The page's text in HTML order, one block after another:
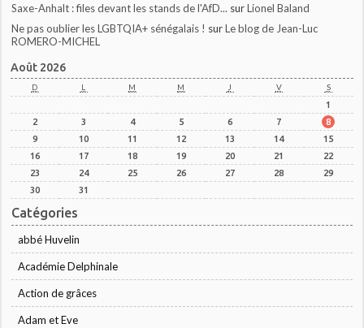
Saxe-Anhalt : files devant les stands de l'AfD... surLionel Baland
Ne pas oublier les LGBTQIA+ sénégalais ! surLe blog de Jean-Luc
ROMERO-MICHEL
Août 2026
D L M M J V S
1
2
3 4 5 6 7
8
9
10 11 12 13 14
15
16
17 18 19 20 21
22
23
24 25 26 27 28
29
30
31
Catégories
abbé Huvelin
Académie Delphinale
Action de grâces
Adam et Eve